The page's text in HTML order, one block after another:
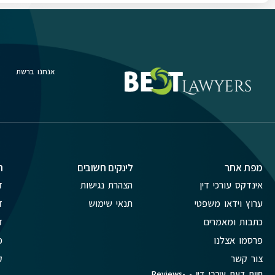
אנחנו ברשת
מפת אתר
אינדקס עורכי דין
ערוץ וידאו משפטי
כתבות ומאמרים
פרסמו אצלנו
צור קשר
לינקים חשובים
הצהרת נגישות
תנאי שימוש